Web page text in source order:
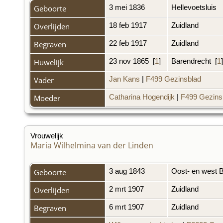
Geboorte 3 mei 1836 Hellevoetsluis
Overlijden 18 feb 1917 Zuidland
Begraven 22 feb 1917 Zuidland
Huwelijk 23 nov 1865 [1] Barendrecht [1]
Vader Jan Kans | F499 Gezinsblad
Moeder Catharina Hogendijk | F499
Vrouwelijk
Maria Wilhelmina van der Linden
Geboorte 3 aug 1843 Oost- en west
Overlijden 2 mrt 1907 Zuidland
Begraven 6 mrt 1907 Zuidland